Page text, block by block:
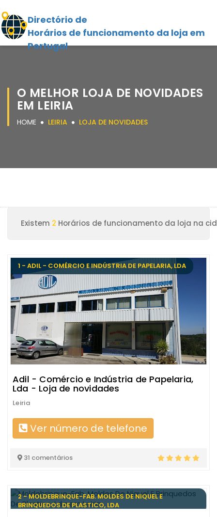
Directório de
Horários de funcionamento da loja em
Portugal
O MELHOR LOJA DE NOVIDADES
EM LEIRIA
HOME LEIRIA LOJA DE NOVIDADES
Existem 2 Horários de funcionamento da loja na
1 - ADIL - COMÉRCIO E INDÚSTRIA DE PAPELARIA, LDA
Adil - Comércio e Indústria de Papelaria,
Lda - Loja de novidades
Leiria
Ver número de telefone
31 comentários
2 - MOLDEBRINQUE-FAB. MOLDES DE NIQUEL E
BRINQUEDOS DE PLASTICO, LDA